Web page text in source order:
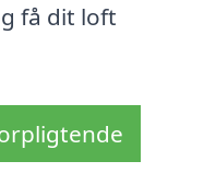
få dit loft